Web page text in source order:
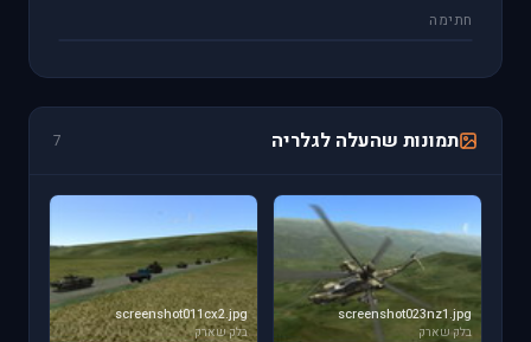
חתימה
תמונות שהעלה לגלריה 7
screenshot023nz1.jpg
בלק שארק
screenshot011cx2.jpg
בלק שארק